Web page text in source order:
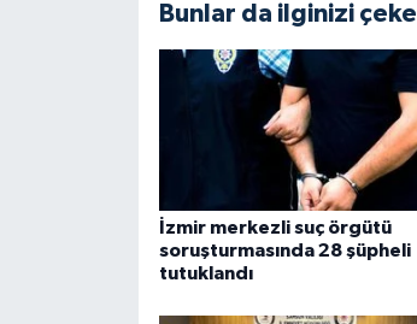
Bunlar da ilginizi
İzmir merkezli suç örgütü
soruşturmasında 28 şüpheli
tutuklandı